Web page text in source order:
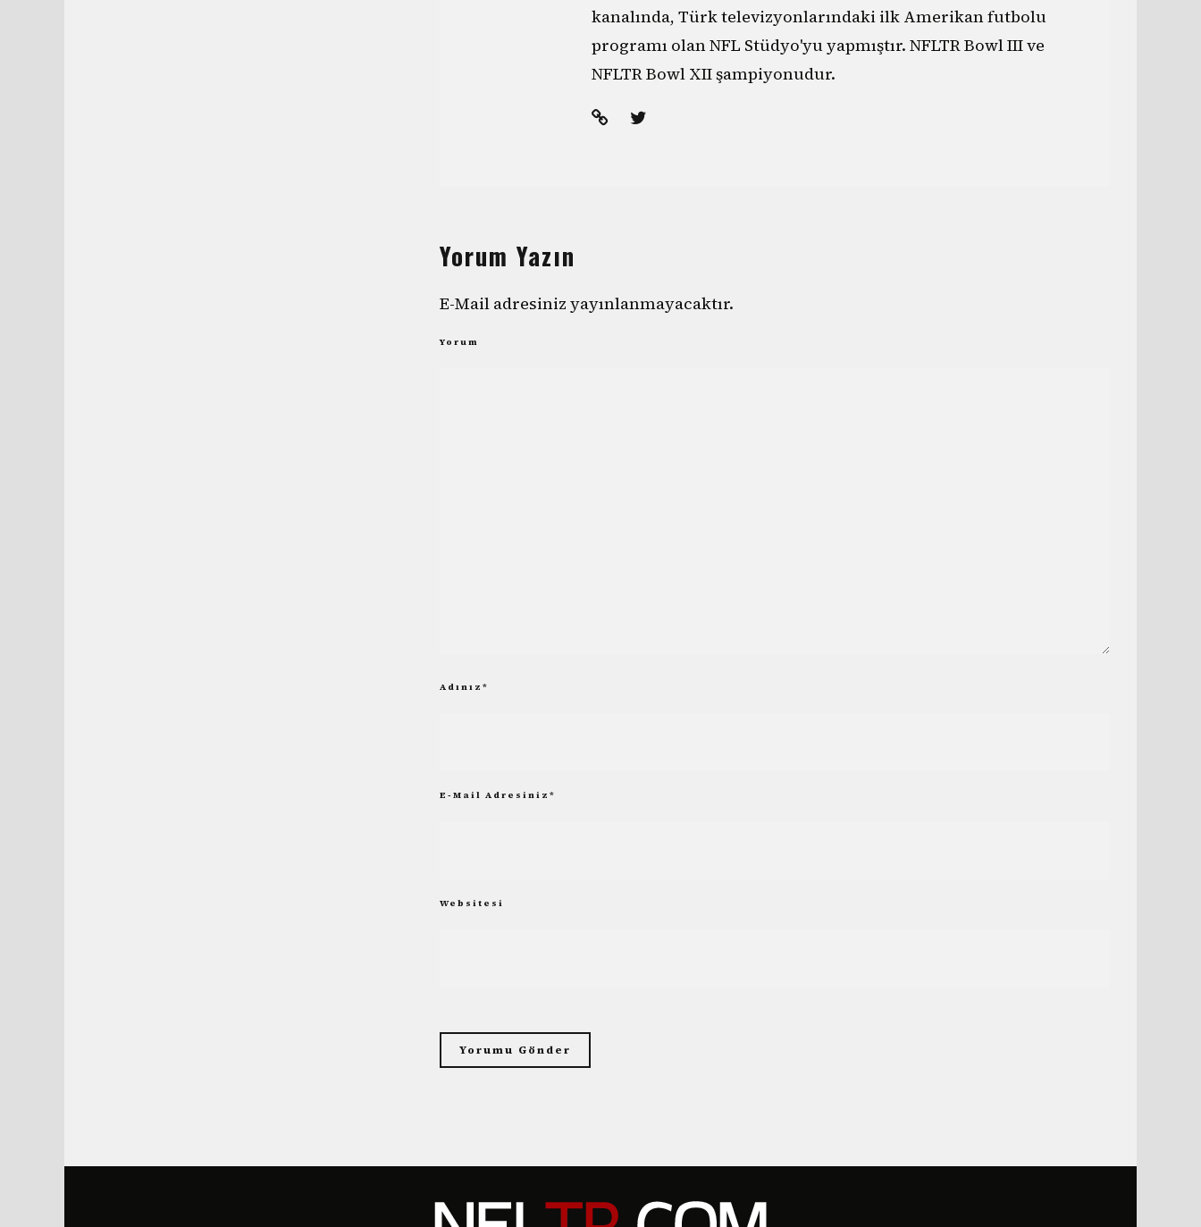
kanalında, Türk televizyonlarındaki ilk Amerikan futbolu
programı olan NFL Stüdyo'yu yapmıştır. NFLTR Bowl III ve
NFLTR Bowl XII şampiyonudur.
Yorum Yazın
E-Mail adresiniz yayınlanmayacaktır.
Yorum
Adınız *
E-Mail Adresiniz *
Websitesi